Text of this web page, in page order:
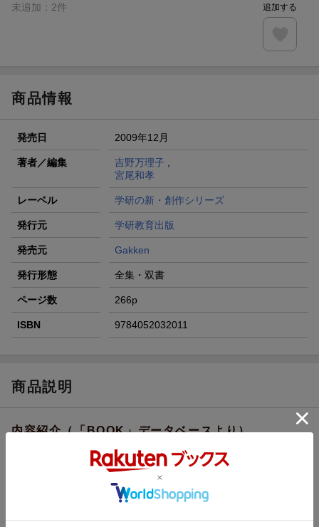
楽天モバイル紹介キャンペーンの拡散で300円OFFクーポン
条件達成で楽天限定・宝塚歌劇 宙組貸切公演ペアチケット
未追加： 2件 追加する
商品情報
発売日 2009年12月
著者／編集 吉野万理子
宮尾和孝
レーベル 学研の新・創作シリーズ
発行元 学研教育出版
発売元 Gakken
発行形態 全集・双書
ページ数 266p
ISBN 9784052032011
商品説明
内容紹介（「BOOK」データベースより）
東小に転校してきた広海と大洋。ふたごのふたりは、卓球でチー
ムを組んでいたが、サッカー部を選んだ大洋と別れ、広海はひと
りで卓球部に入る。そこには、兄と違うタイプの純や、思わぬ提
案をする大滝コーチとの出会いがあったー。『チームふたり』
『チームあした』の続編。広海が主人公となり、大地や純ともか